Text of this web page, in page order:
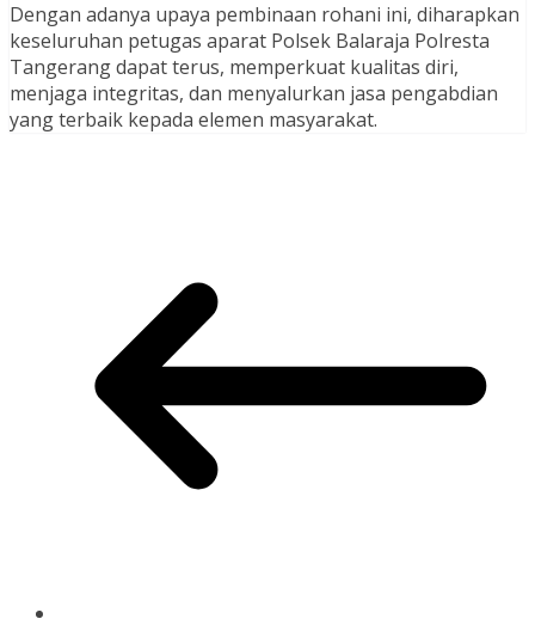
Dengan adanya upaya pembinaan rohani ini, diharapkan
keseluruhan petugas aparat Polsek Balaraja Polresta
Tangerang dapat terus, memperkuat kualitas diri,
menjaga integritas, dan menyalurkan jasa pengabdian
yang terbaik kepada elemen masyarakat.